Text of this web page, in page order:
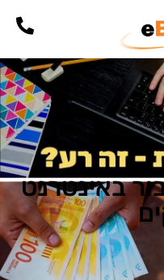
באינטרנט לעסקים
באינטרנט